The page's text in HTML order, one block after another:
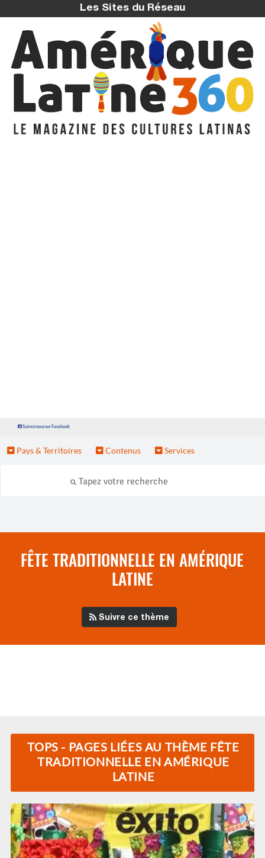
Les Sites du Réseau
Suivez nous sur Facebook
Pays & Territoires Contenus Services
FÊTE TRADITIONNELLE EN AMÉRIQUE
LATINE
Suivre ce thème
TOPS - PAGES LIÉES AU THÈME FÊTE
TRADITIONNELLE EN AMÉRIQUE
LATINE